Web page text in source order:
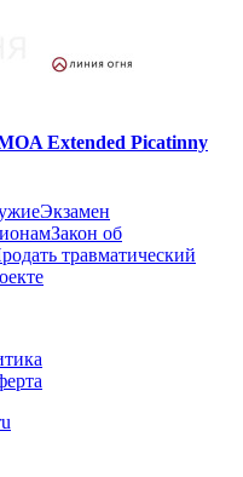
Extended Picatinny
Экзамен
Закон об
травматический